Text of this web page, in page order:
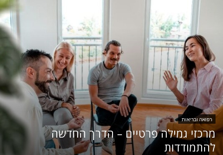
רפואה ובריאות
מרכזי גמילה פרטיים – הדרך החדשה
להתמודדות